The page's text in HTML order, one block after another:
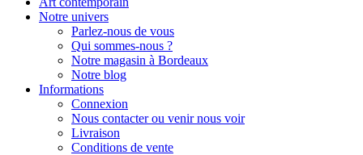
Notre univers
Parlez-nous de vous
Qui sommes-nous ?
Notre magasin à Bordeaux
Notre blog
Informations
Connexion
Nous contacter ou venir nous voir
Livraison
Conditions de vente